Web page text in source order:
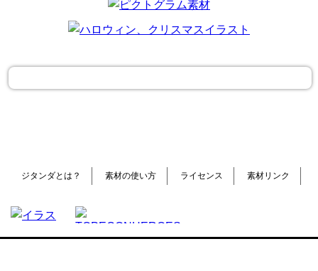
ジタンダとは？ 素材の使い方 ライセンス 素材リンク